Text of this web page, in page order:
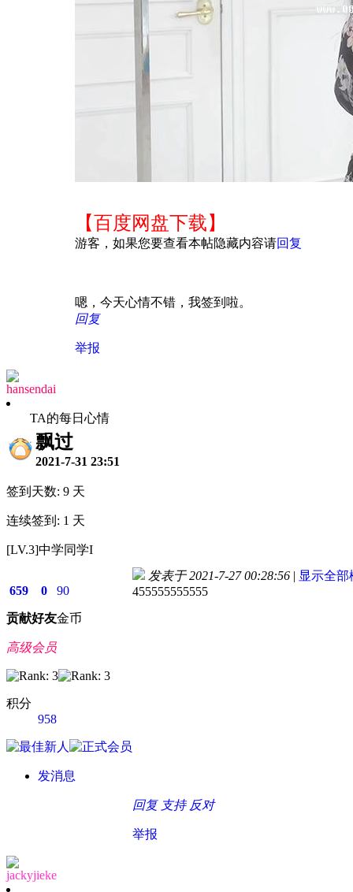
【百度网盘下载】
游客，如果您要查看本帖隐藏内容请回复
嗯，今天心情不错，我签到啦。
回复
举报
hansendai
TA的每日心情
飘过
2021-7-31 23:51
签到天数: 9 天
连续签到: 1 天
[LV.3]中学同学I
659
贡献
0
好友
90
金币
高级会员
积分
958
发消息
发表于 2021-7-27 00:28:56 | 显示全部
455555555555
回复 支持 反对
举报
jackyjieke